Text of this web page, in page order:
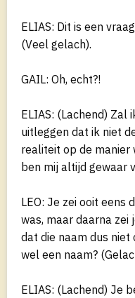
ELIAS: Dit is een
(Veel gelach).
GAIL: Oh, echt?!
ELIAS: (Lachend) Zal
uitleggen dat ik niet
realiteit op de manier
ben mij altijd gewaar
LEO: Je zei ooit eens
was, maar daarna zei
dat die naam dus niet
wel een naam?
ELIAS: (Lachend) Je